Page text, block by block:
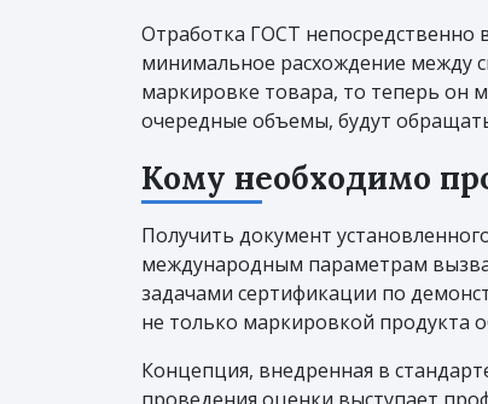
Отработка ГОСТ непосредственно
минимальное расхождение между
маркировке товара, то теперь он
очередные объемы, будут
Кому необходимо
Получить документ
международным параметрам
задачами сертификации по
не только маркировкой продукта
Концепция, внедренная в